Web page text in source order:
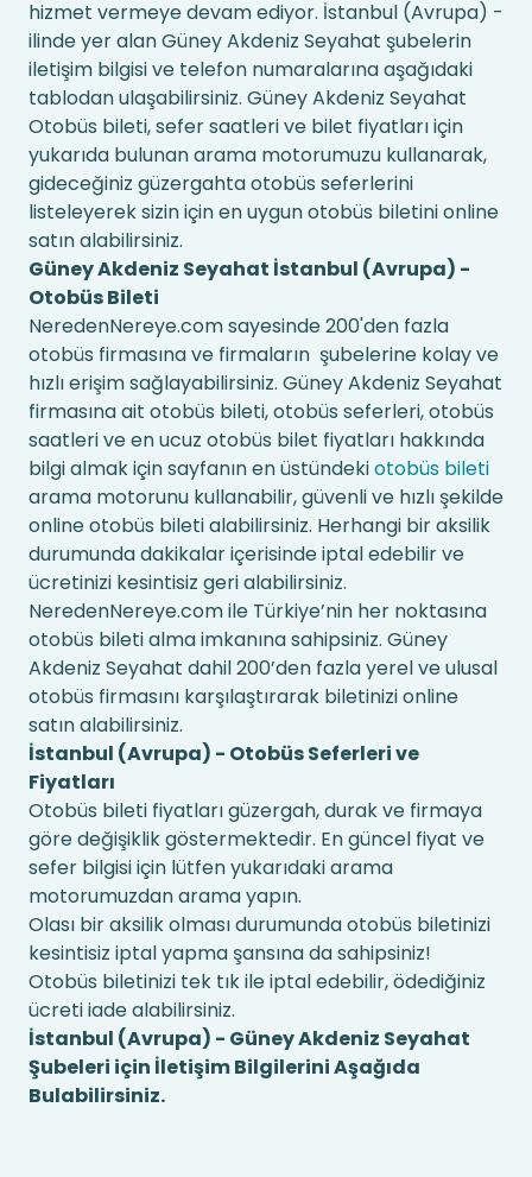
hizmet vermeye devam ediyor. İstanbul (Avrupa) -
ilinde yer alan Güney Akdeniz Seyahat şubelerin
iletişim bilgisi ve telefon numaralarına aşağıdaki
tablodan ulaşabilirsiniz. Güney Akdeniz Seyahat
Otobüs bileti, sefer saatleri ve bilet fiyatları için
yukarıda bulunan arama motorumuzu kullanarak,
gideceğiniz güzergahta otobüs seferlerini
listeleyerek sizin için en uygun otobüs biletini online
satın alabilirsiniz.
Güney Akdeniz Seyahat İstanbul (Avrupa) -
Otobüs Bileti
NeredenNereye.com sayesinde 200'den fazla
otobüs firmasına ve firmaların şubelerine kolay ve
hızlı erişim sağlayabilirsiniz. Güney Akdeniz Seyahat
firmasına ait otobüs bileti, otobüs seferleri, otobüs
saatleri ve en ucuz otobüs bilet fiyatları hakkında
bilgi almak için sayfanın en üstündekiotobüs bileti
arama motorunu kullanabilir, güvenli ve hızlı şekilde
online otobüs bileti alabilirsiniz. Herhangi bir aksilik
durumunda dakikalar içerisinde iptal edebilir ve
ücretinizi kesintisiz geri alabilirsiniz.
NeredenNereye.com ile Türkiye’nin her noktasına
otobüs bileti alma imkanına sahipsiniz. Güney
Akdeniz Seyahat dahil 200’den fazla yerel ve ulusal
otobüs firmasını karşılaştırarak biletinizi online
satın alabilirsiniz.
İstanbul (Avrupa) - Otobüs Seferleri ve
Fiyatları
Otobüs bileti fiyatları güzergah, durak ve firmaya
göre değişiklik göstermektedir. En güncel fiyat ve
sefer bilgisi için lütfen yukarıdaki arama
motorumuzdan arama yapın.
Olası bir aksilik olması durumunda otobüs biletinizi
kesintisiz iptal yapma şansına da sahipsiniz!
Otobüs biletinizi tek tık ile iptal edebilir, ödediğiniz
ücreti iade alabilirsiniz.
İstanbul (Avrupa) - Güney Akdeniz Seyahat
Şubeleri için İletişim Bilgilerini Aşağıda
Bulabilirsiniz.